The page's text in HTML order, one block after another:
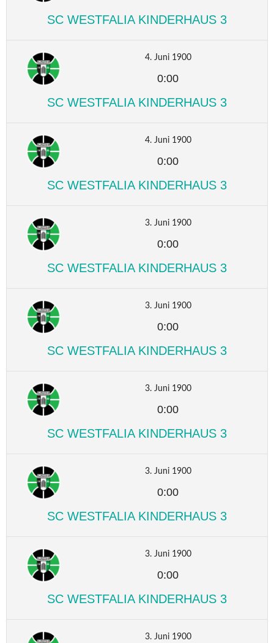
SC WESTFALIA KINDERHAUS 3
4. Juni 1900
0:00
SC WESTFALIA KINDERHAUS 3
4. Juni 1900
0:00
SC WESTFALIA KINDERHAUS 3
3. Juni 1900
0:00
SC WESTFALIA KINDERHAUS 3
3. Juni 1900
0:00
SC WESTFALIA KINDERHAUS 3
3. Juni 1900
0:00
SC WESTFALIA KINDERHAUS 3
3. Juni 1900
0:00
SC WESTFALIA KINDERHAUS 3
3. Juni 1900
0:00
SC WESTFALIA KINDERHAUS 3
3. Juni 1900